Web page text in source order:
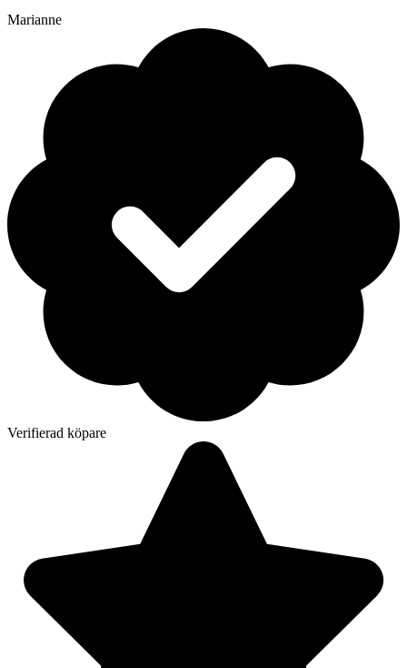
Marianne
Verifierad köpare